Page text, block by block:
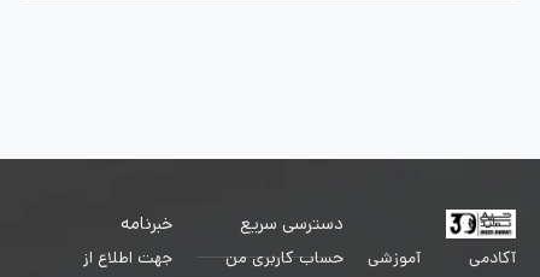
آکادمی آموزشی
دسترسی سریع
حساب کاربری من
خبرنامه
جهت اطلاع از